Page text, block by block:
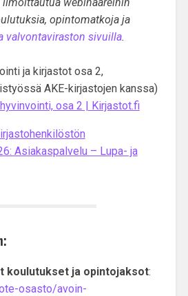
opintomatkoja ja
valvontaviraston sivuilla.
ja kirjastot osa 2,
AKE-kirjastojen kanssa)
osa 2 | Kirjastot.fi
Asiakaspalvelu – Lupa- ja
koulutukset ja opintojaksot:
osasto/avoin-